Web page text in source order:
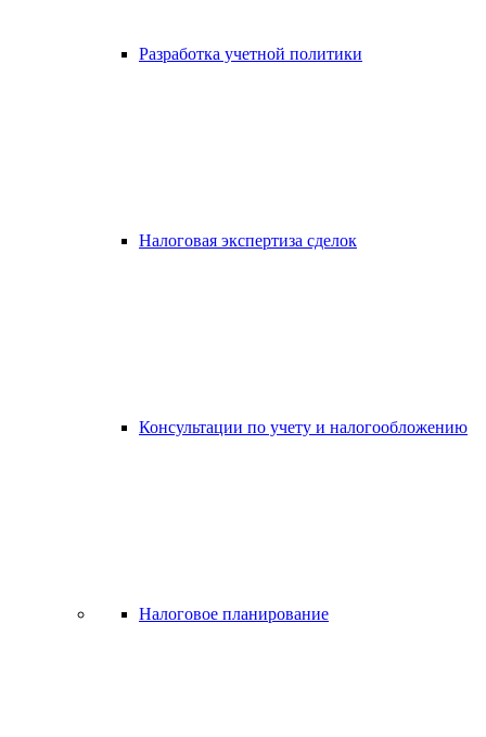
Разработка учетной политики
Налоговая экспертиза сделок
Консультации по учету и налогообложению
Налоговое планирование